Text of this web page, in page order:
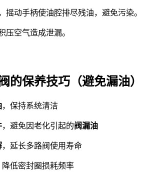
摇动手柄使油腔排尽残油，避免污染。
压空气造成泄漏。
的保养技巧（避免漏油）
，保持系统清洁
，避免因老化引起的阀漏油
，延长多路阀使用寿命
降低密封圈损耗频率